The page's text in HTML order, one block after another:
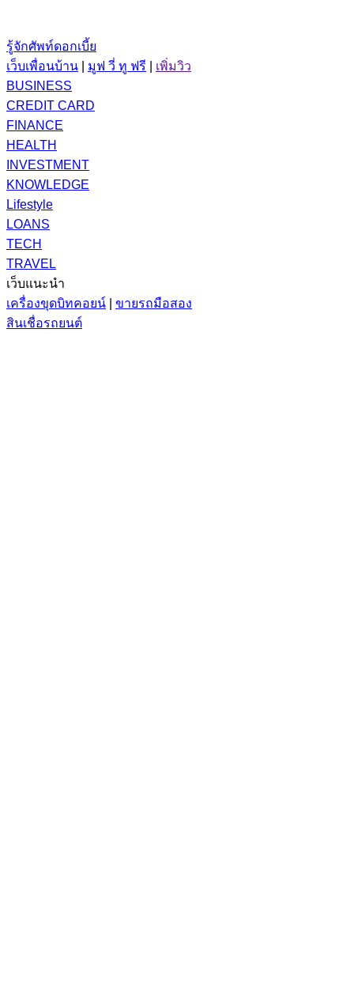
รู้จักศัพท์ดอกเบี้ย
เว็บเพื่อนบ้าน
มูฟ วี่ ทู ฟรี
เพิ่มวิว
BUSINESS
CREDIT CARD
FINANCE
HEALTH
INVESTMENT
KNOWLEDGE
Lifestyle
LOANS
TECH
TRAVEL
เว็บแนะนำ
เครื่องขุดบิทคอยน์
ขายรถมือสอง
สินเชื่อรถยนต์